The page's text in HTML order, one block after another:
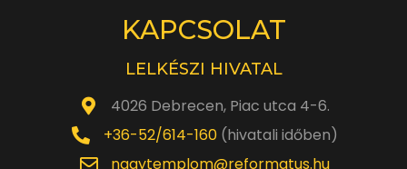
KAPCSOLAT
LELKÉSZI HIVATAL
4026 Debrecen, Piac utca 4-6.
+36-52/614-160(hivatali időben)
nagytemplom@reformatus.hu